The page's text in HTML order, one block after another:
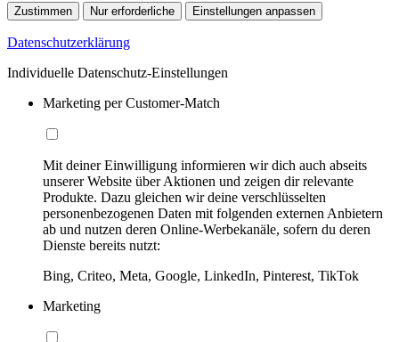
Zustimmen Nur erforderliche Einstellungen anpassen
Datenschutzerklärung
Individuelle Datenschutz-Einstellungen
Marketing per Customer-Match
Mit deiner Einwilligung informieren wir dich auch abseits
unserer Website über Aktionen und zeigen dir relevante
Produkte. Dazu gleichen wir deine verschlüsselten
personenbezogenen Daten mit folgenden externen Anbietern
ab und nutzen deren Online-Werbekanäle, sofern du deren
Dienste bereits nutzt:
Bing, Criteo, Meta, Google, LinkedIn, Pinterest, TikTok
Marketing